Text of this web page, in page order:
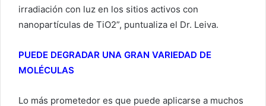
irradiación con luz en los sitios activos con
nanopartículas de TiO2”, puntualiza el Dr. Leiva.
PUEDE DEGRADAR UNA GRAN VARIEDAD DE
MOLÉCULAS
Lo más prometedor es que puede aplicarse a muchos